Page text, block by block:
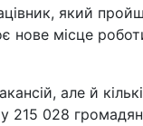
який
нове місце
але й
215 028